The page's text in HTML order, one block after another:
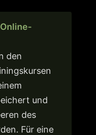
den
und
des
Für eine